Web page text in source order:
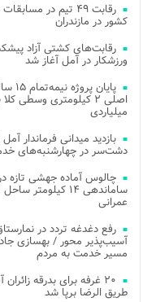
کشور در مازندران
ورزشکار در آمل آغاز شد
میلیاردی
دشت‌سر در چهارشنبه‌های
چالوس آماده جهشی تازه
ساماندهی ۱۴
عمرانی
رفع دغدغه تردد در
آسیب‌پذیر محور / بهسازی
مسیر خدمت به مردم
۲۰ غرفه برای بدرقه
طریق الرضا برپا شد